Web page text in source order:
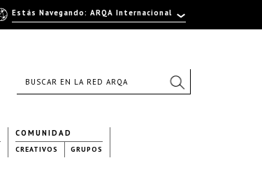
COMUNIDAD
CREATIVOS GRUPOS
Estás Navegando: ARQA Internacional